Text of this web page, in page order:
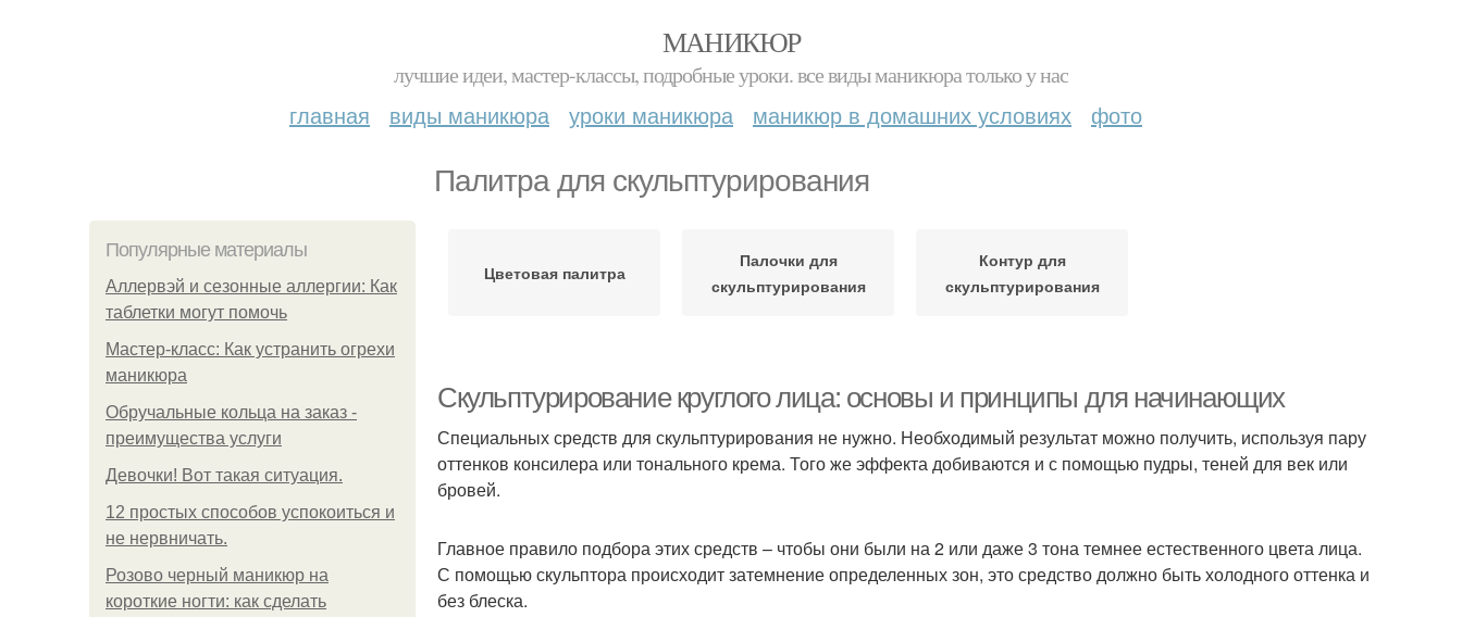
МАНИКЮР
лучшие идеи, мастер-классы, подробные уроки. все виды маникюра только у нас
главная виды маникюра уроки маникюра маникюр в домашних условиях фото
Палитра для скульптурирования
Популярные материалы
Аллервэй и сезонные аллергии: Как
таблетки могут помочь
Мастер-класс: Как устранить огрехи
маникюра
Обручальные кольца на заказ -
преимущества услуги
Девочки! Вот такая ситуация.
12 простых способов успокоиться и
не нервничать.
Розово черный маникюр на
короткие ногти: как сделать
Цветовая палитра
Палочки для
скульптурирования
Контур для
скульптурирования
Скульптурирование круглого лица: основы и принципы для начинающих
Специальных средств для скульптурирования не нужно. Необходимый результат можно получить, используя пару
оттенков консилера или тонального крема. Того же эффекта добиваются и с помощью пудры, теней для век или
бровей.
Главное правило подбора этих средств – чтобы они были на 2 или даже 3 тона темнее естественного цвета лица.
С помощью скульптора происходит затемнение определенных зон, это средство должно быть холодного оттенка и
без блеска.